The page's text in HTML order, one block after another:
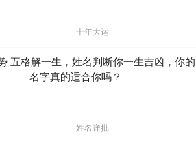
十年大运
五格解一生，姓名判断你一生吉凶，你的
名字真的适合你吗？
姓名详批